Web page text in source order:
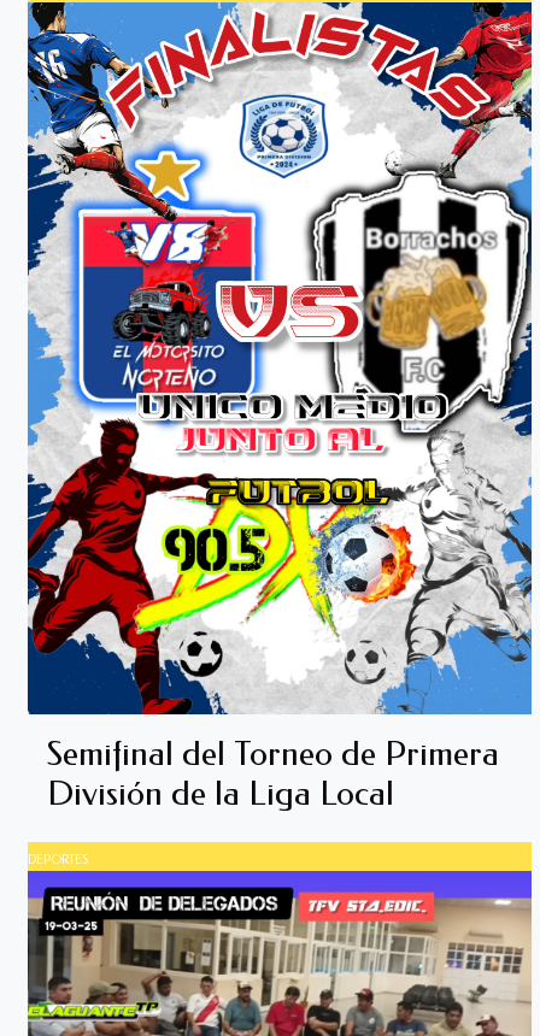
Semifinal del Torneo de Primera
División de la Liga Local
DEPORTES